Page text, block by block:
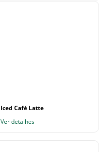
Iced Café Latte
Ver detalhes